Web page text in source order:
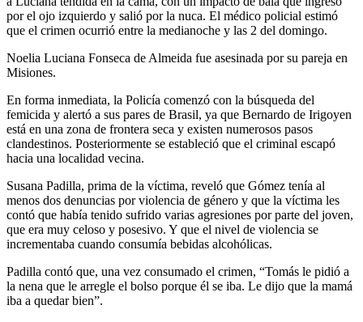
por el ojo izquierdo y salió por la nuca. El médico policial estimó
que el crimen ocurrió entre la medianoche y las 2 del domingo.
Noelia Luciana Fonseca de Almeida fue asesinada por su pareja en
Misiones.
En forma inmediata, la Policía comenzó con la búsqueda del
femicida y alertó a sus pares de Brasil, ya que Bernardo de Irigoyen
está en una zona de frontera seca y existen numerosos pasos
clandestinos. Posteriormente se estableció que el criminal escapó
hacia una localidad vecina.
Susana Padilla, prima de la víctima, reveló que Gómez tenía al
menos dos denuncias por violencia de género y que la víctima les
contó que había tenido sufrido varias agresiones por parte del joven,
que era muy celoso y posesivo. Y que el nivel de violencia se
incrementaba cuando consumía bebidas alcohólicas.
Padilla contó que, una vez consumado el crimen, “Tomás le pidió a
la nena que le arregle el bolso porque él se iba. Le dijo que la mamá
iba a quedar bien”.